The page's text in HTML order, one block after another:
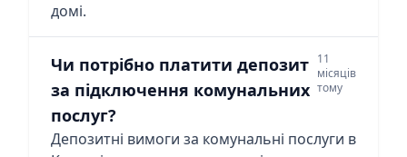
домі.
Чи потрібно платити депозит
за підключення комунальних
послуг?
11
місяців
тому
Депозитні вимоги за комунальні послуги в